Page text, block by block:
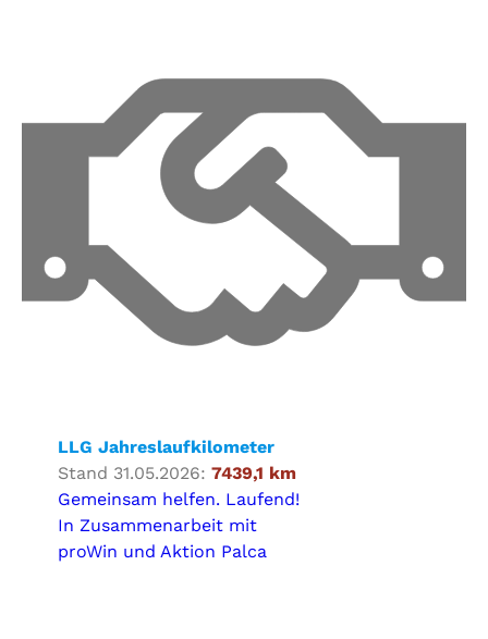
LLG Jahreslaufkilometer
Stand 31.05.2026: 7439,1 km
Gemeinsam helfen. Laufend!
In Zusammenarbeit mit
proWin und Aktion Palca